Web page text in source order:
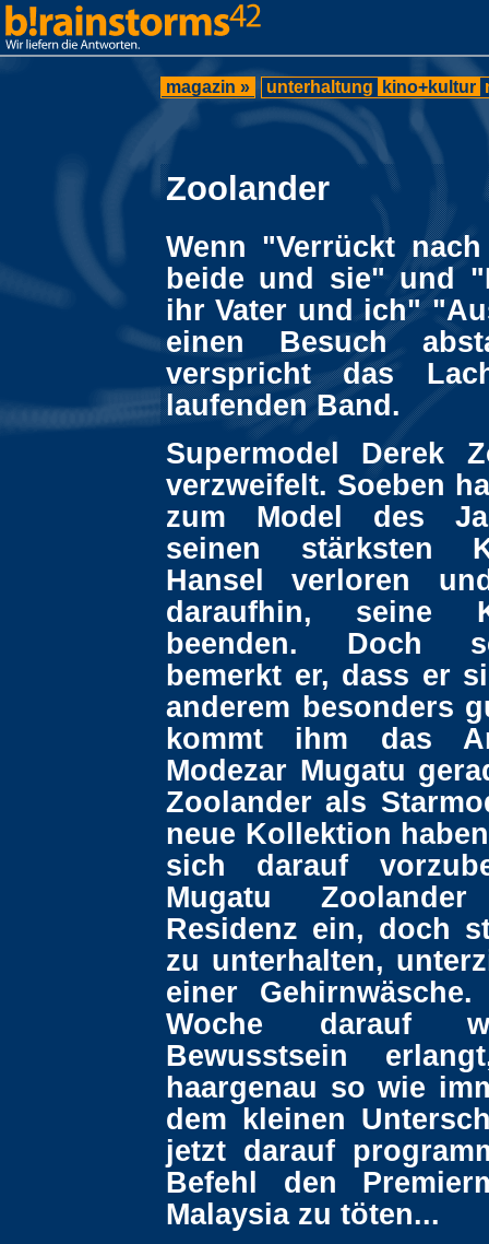
magazin » unterhaltung kino+kultur
Zoolander
Wenn "Verrückt
beide und sie" und
ihr Vater und ich"
einen Besuch
verspricht das
laufenden Band.
Supermodel Derek
verzweifelt. Soeben
zum Model des
seinen stärksten
Hansel verloren
daraufhin, seine
beenden. Doch
bemerkt er, dass er
anderem besonders
kommt ihm das
Modezar Mugatu
Zoolander als
neue Kollektion
sich darauf
Mugatu
Residenz ein, doch
zu unterhalten,
einer
Woche darauf
Bewusstsein
haargenau so wie
dem kleinen
jetzt darauf
Befehl den
Malaysia zu töten...